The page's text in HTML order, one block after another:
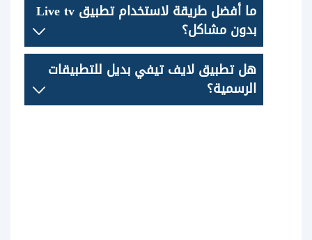
ما أفضل طريقة لاستخدام تطبيق Live tv
بدون مشاكل؟
هل تطبيق لايف تيفي بديل للتطبيقات
الرسمية؟